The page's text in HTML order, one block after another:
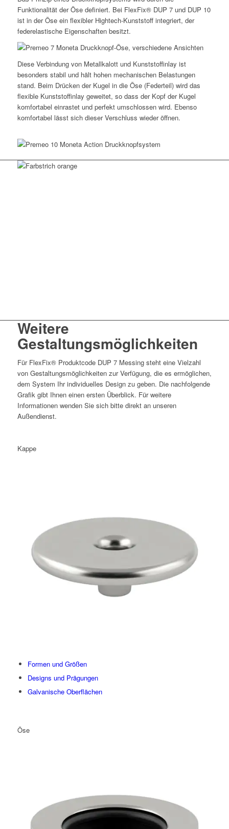
Funktionalität der Öse definiert. Bei FlexFix® DUP 7 und DUP 10
ist in der Öse ein flexibler Hightech-Kunststoff integriert, der
federelastische Eigenschaften besitzt.
Diese Verbindung von Metallkalott und Kunststoffinlay ist
besonders stabil und hält hohen mechanischen Belastungen
stand. Beim Drücken der Kugel in die Öse (Federteil) wird das
flexible Kunststoffinlay geweitet, so dass der Kopf der Kugel
komfortabel einrastet und perfekt umschlossen wird. Ebenso
komfortabel lässt sich dieser Verschluss wieder öffnen.
Weitere
Gestaltungsmöglichkeiten
Für FlexFix® Produktcode DUP 7 Messing steht eine Vielzahl
von Gestaltungsmöglichkeiten zur Verfügung, die es ermöglichen,
dem System Ihr individuelles Design zu geben. Die nachfolgende
Grafik gibt Ihnen einen ersten Überblick. Für weitere
Informationen wenden Sie sich bitte direkt an unseren
Außendienst.
Kappe
Formen und Größen
Designs und Prägungen
Galvanische Oberflächen
Öse